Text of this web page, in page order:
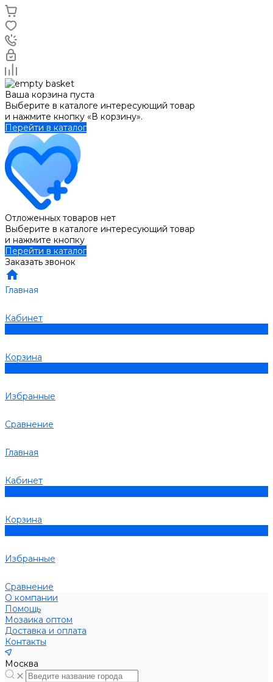
Ваша корзина пуста
Выберите в каталоге интересующий товар
и нажмите кнопку «В корзину».
Перейти в каталог
Отложенных товаров нет
Выберите в каталоге интересующий товар
и нажмите кнопку
Перейти в каталог
Заказать звонок
Главная
Кабинет
Корзина
Избранные
Сравнение
Главная
Кабинет
Корзина
Избранные
Сравнение
О компании
Помощь
Мозаика оптом
Доставка и оплата
Контакты
Москва